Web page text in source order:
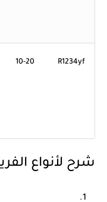
R1234yf
10-20
شرح لأنواع